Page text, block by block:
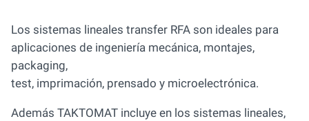
Los sistemas lineales transfer RFA son ideales para
aplicaciones de ingeniería mecánica, montajes,
packaging,
test, imprimación, prensado y microelectrónica.
Además TAKTOMAT incluye en los sistemas lineales,